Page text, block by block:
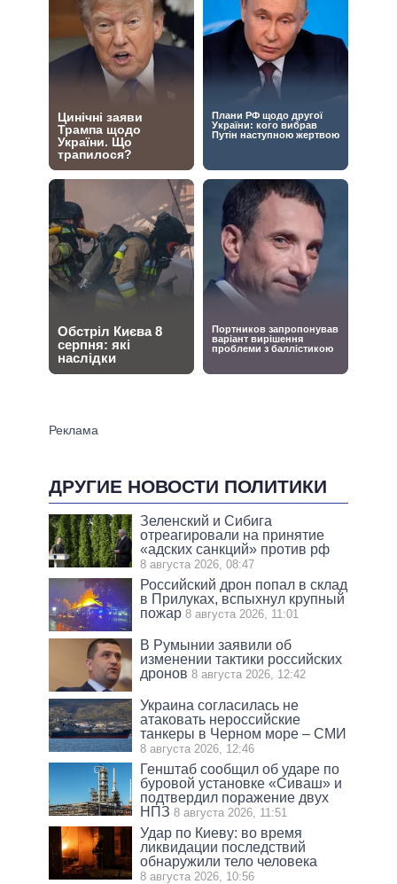
ДРУГИЕ НОВОСТИ ПОЛИТИКИ
Зеленский и Сибига
отреагировали на принятие
«адских санкций» против рф
8 августа 2026, 08:47
Российский дрон попал в склад
в Прилуках, вспыхнул крупный
пожар 8 августа 2026, 11:01
В Румынии заявили об
изменении тактики российских
дронов 8 августа 2026, 12:42
Украина согласилась не
атаковать нероссийские
танкеры в Черном море – СМИ
8 августа 2026, 12:46
Генштаб сообщил об ударе по
буровой установке «Сиваш» и
подтвердил поражение двух
НПЗ 8 августа 2026, 11:51
Удар по Киеву: во время
ликвидации последствий
обнаружили тело человека
8 августа 2026, 10:56